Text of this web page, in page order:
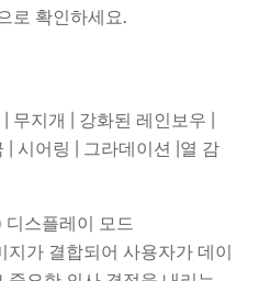
로 확인하세요.
무지개 | 강화된 레인보우 |
| 시어링 | 그라데이션 |열 감
스플레이 모드
지가 결합되어 사용자가 데이